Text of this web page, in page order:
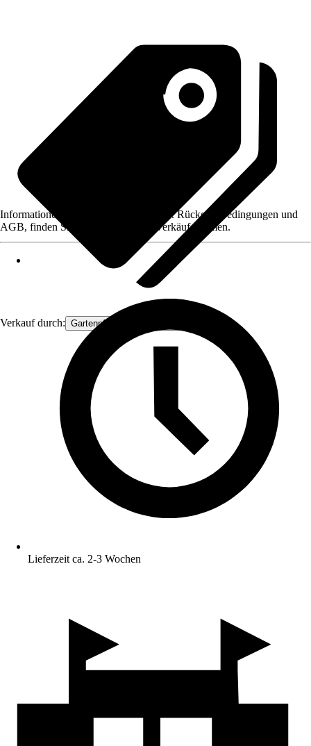
Verkauf durch: Gartenpflanzen Ammerland
Informationen des Verkäufers, wie z. B. Rückgabebedingungen und
AGB, finden Sie bei Klick auf den Verkäufernamen.
Lieferzeit ca. 2-3 Wochen